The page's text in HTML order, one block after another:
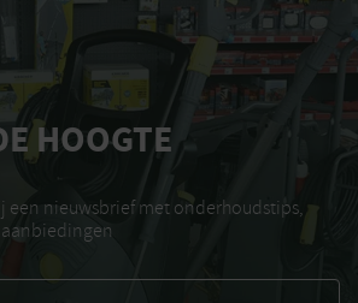
HOOGTE
een nieuwsbrief met onderhoudstips,